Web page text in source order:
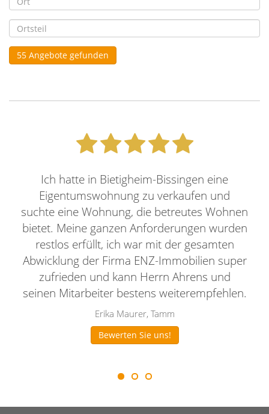
55 Angebote gefunden
Ich hatte in Bietigheim-Bissingen eine
Eigentumswohnung zu verkaufen und
suchte eine Wohnung, die betreutes Wohnen
bietet. Meine ganzen Anforderungen wurden
restlos erfüllt, ich war mit der gesamten
Abwicklung der Firma ENZ-Immobilien super
zufrieden und kann Herrn Ahrens und
seinen Mitarbeiter bestens weiterempfehlen.
Erika Maurer, Tamm
Bewerten Sie uns!